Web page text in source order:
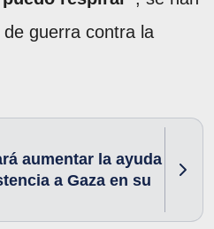
guerra contra la
aumentar la ayuda
a Gaza en su